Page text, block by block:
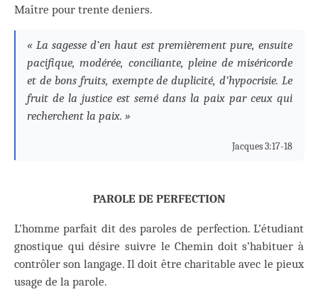
Maître pour trente deniers.
« La sagesse d’en haut est premièrement pure, ensuite
pacifique, modérée, conciliante, pleine de miséricorde
et de bons fruits, exempte de duplicité, d’hypocrisie. Le
fruit de la justice est semé dans la paix par ceux qui
recherchent la paix. »
Jacques 3:17-18
PAROLE DE PERFECTION
L’homme parfait dit des paroles de perfection. L’étudiant
gnostique qui désire suivre le Chemin doit s’habituer à
contrôler son langage. Il doit être charitable avec le pieux
usage de la parole.